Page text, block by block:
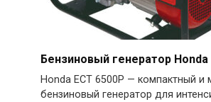
Бензиновый генератор Honda
Honda ECT 6500P — компактный
бензиновый генератор для